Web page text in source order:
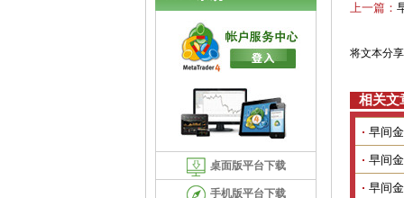
桌面版平台下载
手机版平台下载
上一篇：
将文本分
相关文
早间
早间
早间